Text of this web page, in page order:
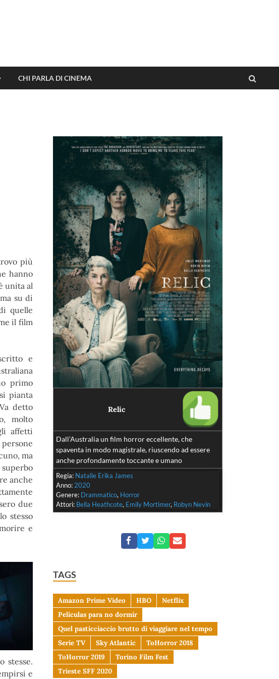
CHI PARLA DI CINEMA
più
hanno
unita al
su di
quelle
il film
e
primo
pianta
detto
molto
affetti
ma
anche
due
stesso
e
stesse.
e
Relic
Dall’Australia un film horror eccellente, che
spaventa in modo magistrale, riuscendo ad essere
anche profondamente toccante e umano
Regia: Natalie Erika James
Anno: 2020
Genere: Drammatico, Horror
Attori: Bella Heathcote, Emily Mortimer, Robyn Nevin
TAGS
Amazon Prime Video HBO
Netflix
Peliculas para no dormir
Quel pasticciaccio brutto di viaggiare nel tempo
Serie TV
Sky Atlantic
ToHorror 2018
ToHorror 2019
Torino Film Fest
Trieste SFF 2020